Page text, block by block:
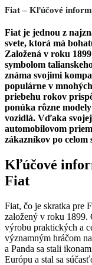
Fiat – Kľúčové
Fiat je jednou z
svete, ktorá má
Založená v roku
symbolom
známa svojimi
populárne v
priebehu rokov
ponúka rôzne
vozidlá. Vďaka
automobilovom
zákazníkov po celom
Kľúčové
Fiat
Fiat, čo je skratka pre
založený v roku 1899.
výrobu praktických a
významným hráčom
a Panda sa stali
Európu a stal sa